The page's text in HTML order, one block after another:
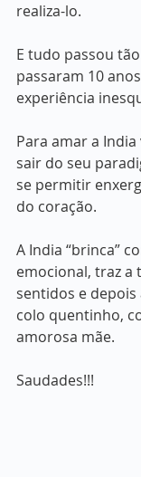
realiza-lo.
E tudo passou
passaram 10
experiência
Para amar a
sair do seu
se permitir
do coração.
A India “brinca”
emocional, traz a
sentidos e
colo quentinho,
amorosa mãe.
Saudades!!!